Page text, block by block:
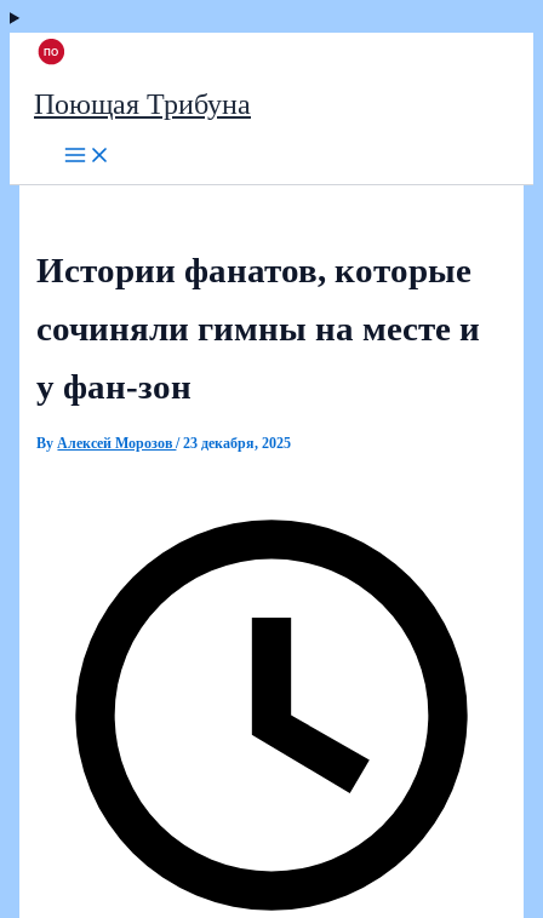
Поющая Трибуна
Истории фанатов, которые
сочиняли гимны на месте и
у фан-зон
ByАлексей Морозов/23 декабря, 2025